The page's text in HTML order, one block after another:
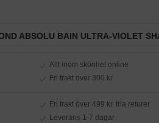
ABSOLU BAIN ULTRA-VIOLET
Allt inom skönhet online
Fri frakt över 300 kr
Fri frakt över 499 kr, fria returer
Leverans 1-7 dagar